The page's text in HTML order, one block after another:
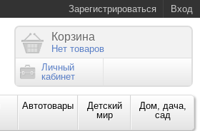
Зарегистрироваться Вход
Корзина
Нет товаров
Личный
кабинет
Автотовары
Детский
мир
Дом, дача,
сад